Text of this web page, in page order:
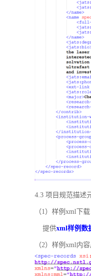
4.3 项目规范描述
（1）样例xml下载
提供xml样例数
（2）样例xml内